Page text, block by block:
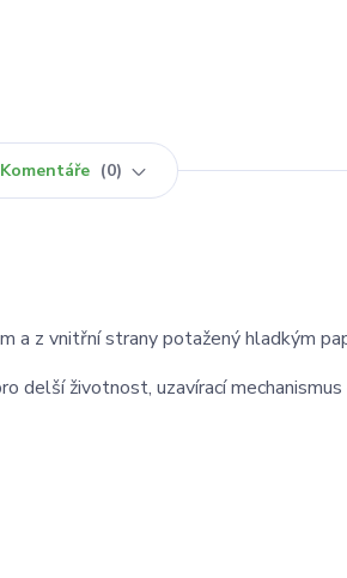
Komentáře 0
a z vnitřní strany potažený hladkým
delší životnost, uzavírací